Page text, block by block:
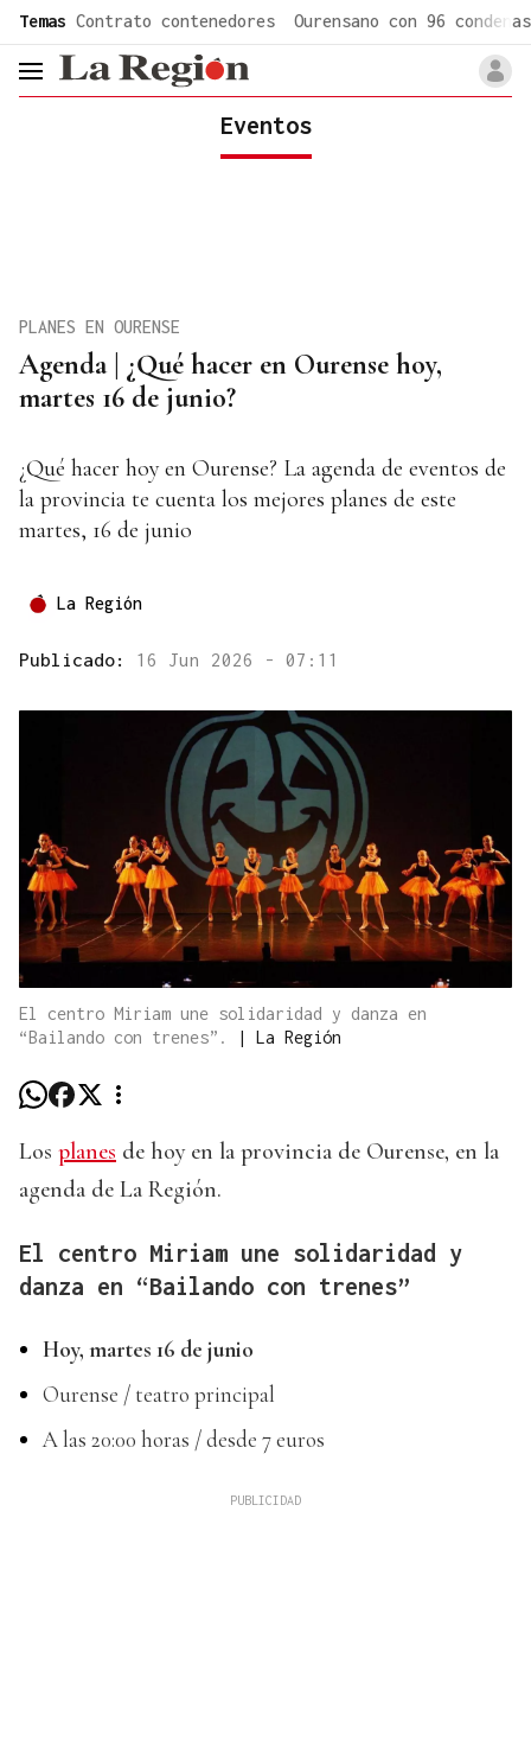
Temas Contrato contenedores Ourensano con 96 condenas
header.menu.open
Eventos
Agenda | ¿Qué hacer en Ourense hoy,
martes 16 de junio?
PLANES EN OURENSE
¿Qué hacer hoy en Ourense? La agenda de eventos de
la provincia te cuenta los mejores planes de este
martes, 16 de junio
La Región
Publicado: 16 Jun 2026 - 07:11
El centro Miriam une solidaridad y danza en
“Bailando con trenes”.
| La Región
Los planes de hoy en la provincia de Ourense, en la
agenda de La Región.
El centro Miriam une solidaridad y
danza en “Bailando con trenes”
Hoy, martes 16 de junio
Ourense / teatro principal
A las 20:00 horas / desde 7 euros